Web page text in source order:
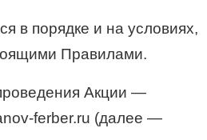
в порядке и на условиях,
Правилами.
Акции —
ferber.ru (далее —